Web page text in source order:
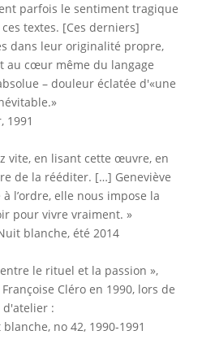
parfois le sentiment tragique
textes. [Ces derniers]
dans leur originalité propre,
au cœur même du langage
– douleur éclatée d'«une
1991
vite, en lisant cette œuvre, en
de la rééditer. […] Geneviève
l’ordre, elle nous impose la
pour vivre vraiment. »
blanche, été 2014
le rituel et la passion »,
Cléro en 1990, lors de
d'atelier :
no 42, 1990-1991